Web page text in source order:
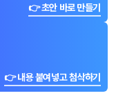
👉 초안 바로 만들기
👉 내용 붙여넣고 첨삭하기